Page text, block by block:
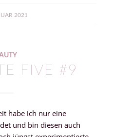
2021
FIVE #9
habe ich nur eine
und bin diesen auch